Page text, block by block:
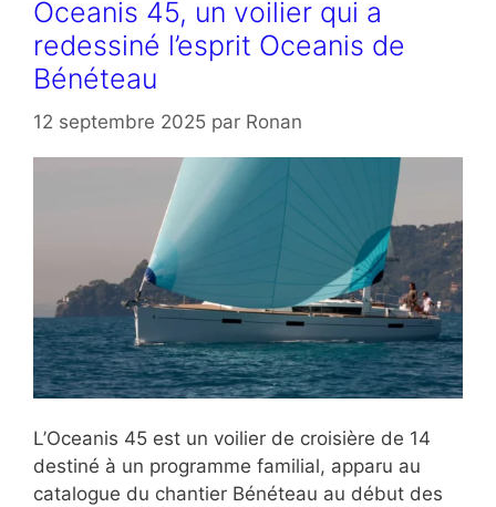
Oceanis 45, un voilier qui a
redessiné l’esprit Oceanis de
Bénéteau
12 septembre 2025 par Ronan
L’Oceanis 45 est un voilier de croisière de 14
destiné à un programme familial, apparu au
catalogue du chantier Bénéteau au début des